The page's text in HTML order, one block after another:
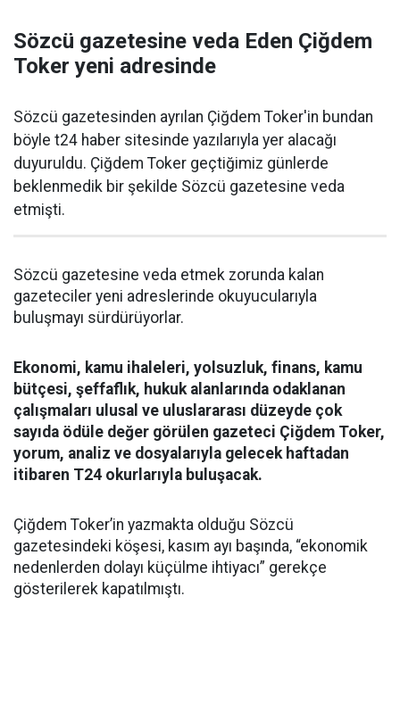
Sözcü gazetesine veda Eden Çiğdem
Toker yeni adresinde
Sözcü gazetesinden ayrılan Çiğdem Toker'in bundan
böyle t24 haber sitesinde yazılarıyla yer alacağı
duyuruldu. Çiğdem Toker geçtiğimiz günlerde
beklenmedik bir şekilde Sözcü gazetesine veda
etmişti.
Sözcü gazetesine veda etmek zorunda kalan
gazeteciler yeni adreslerinde okuyucularıyla
buluşmayı sürdürüyorlar.
Ekonomi, kamu ihaleleri, yolsuzluk, finans, kamu
bütçesi, şeffaflık, hukuk alanlarında odaklanan
çalışmaları ulusal ve uluslararası düzeyde çok
sayıda ödüle değer görülen gazeteci Çiğdem Toker,
yorum, analiz ve dosyalarıyla gelecek haftadan
itibaren T24 okurlarıyla buluşacak.
Çiğdem Toker’in yazmakta olduğu Sözcü
gazetesindeki köşesi, kasım ayı başında, “ekonomik
nedenlerden dolayı küçülme ihtiyacı” gerekçe
gösterilerek kapatılmıştı.